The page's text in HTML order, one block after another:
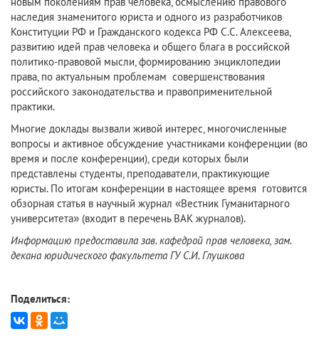
наследия знаменитого юриста и одного из разработчиков
Конституции РФ и Гражданского кодекса РФ С.С. Алексеева,
развитию идей прав человека и общего блага в российской
политико-правовой мысли, формированию энциклопедии
права, по актуальным проблемам совершенствования
российского законодательства и правоприменительной
практики.
Многие доклады вызвали живой интерес, многочисленные
вопросы и активное обсуждение участниками конференции (во
время и после конференции), среди которых были
представлены студенты, преподаватели, практикующие
юристы. По итогам конференции в настоящее время готовится
обзорная статья в научный журнал «Вестник Гуманитарного
университета» (входит в перечень ВАК журналов).
Информацию предоставила зав. кафедрой прав человека, зам.
декана юридического факультета ГУ С.И. Глушкова
Поделиться: